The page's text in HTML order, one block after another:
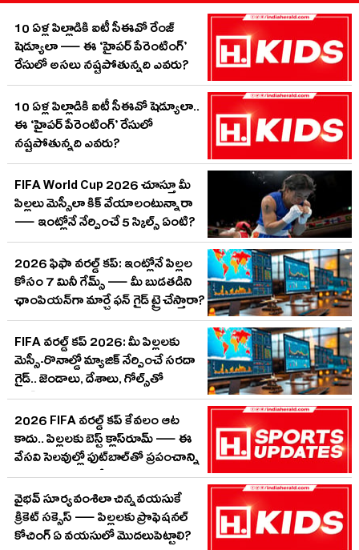
10 ఏళ్ల పిల్లాడికి ఐటీ సీఈవో రేంజ్
షెడ్యూలా — ఈ ‘హైపర్ పేరెంటింగ్’
రేసులో అసలు నష్టపోతున్నది ఎవరు?
10 ఏళ్ల పిల్లాడికి ఐటీ సీఈవో షెడ్యూలా..
ఈ ‘హైపర్ పేరెంటింగ్’ రేసులో
నష్టపోతున్నది ఎవరు?
FIFA World Cup 2026 చూస్తూ మీ
పిల్లలు మెస్సీలా కిక్ వేయాలంటున్నారా
— ఇంట్లోనే నేర్పించే 5 స్కిల్స్ ఏంటి?
2026 ఫిఫా వరల్డ్ కప్: ఇంట్లోనే పిల్లల
కోసం 7 మినీ గేమ్స్ — మీ బుడతడిని
ఛాంపియన్‌గా మార్చే ఫన్ గైడ్ ట్రై చేస్తారా?
FIFA వరల్డ్ కప్ 2026: మీ పిల్లలకు
మెస్సీ-రొనాల్డో మ్యాజిక్ నేర్పించే సరదా
గైడ్.. జెండాలు, దేశాలు, గోల్స్‌తో
ఫుట్‌బాల్ ప్రపంచాన్ని ఎలా పరిచయం
చేయాలి?
2026 FIFA వరల్డ్ కప్ కేవలం ఆట
కాదు.. పిల్లలకు బెస్ట్ క్లాస్‌రూమ్ — ఈ
వేసవి సెలవుల్లో ఫుట్‌బాల్‌తో ప్రపంచాన్ని
ఎలా పరిచయం చేయాలి?
వైభవ్ సూర్యవంశిలా చిన్నవయసుకే
క్రికెట్ సక్సెస్ — పిల్లలకు ప్రొఫెషనల్
కోచింగ్ ఏ వయసులో మొదలుపెట్టాలి?